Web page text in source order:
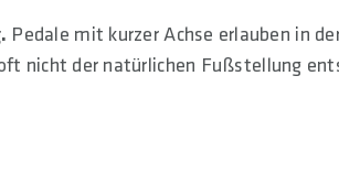
Pedale mit kurzer Achse erlauben in
nicht der natürlichen Fußstellung